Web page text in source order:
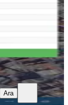
Ara